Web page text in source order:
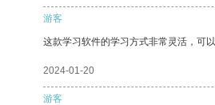
游客
这款学习软件的学习方式非常灵活，可
2024-01-20
游客